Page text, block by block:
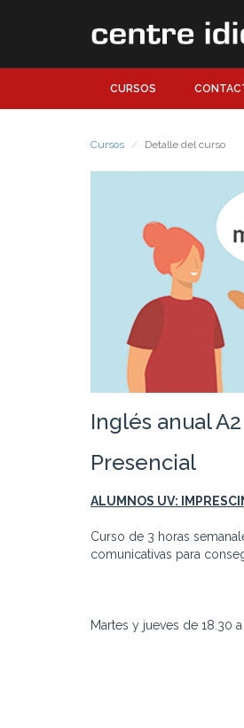
CURSOS
Cursos Detalle del curso
Inglés anual
Presencial
ALUMNOS UV:
Curso de 3 horas
comunicativas para
Martes y jueves de 18.30